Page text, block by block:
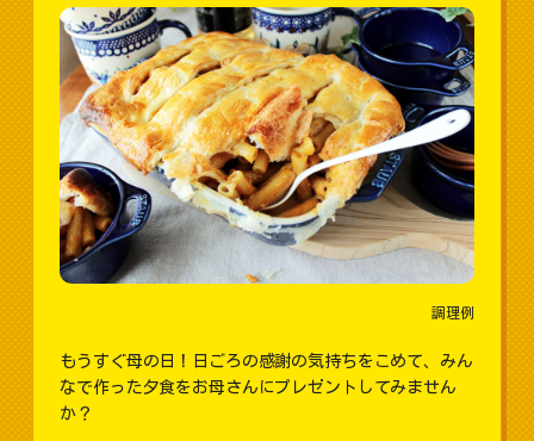
調理例
もうすぐ母の日！日ごろの感謝の気持ちをこめて、みん
なで作った夕食をお母さんにプレゼントしてみません
か？